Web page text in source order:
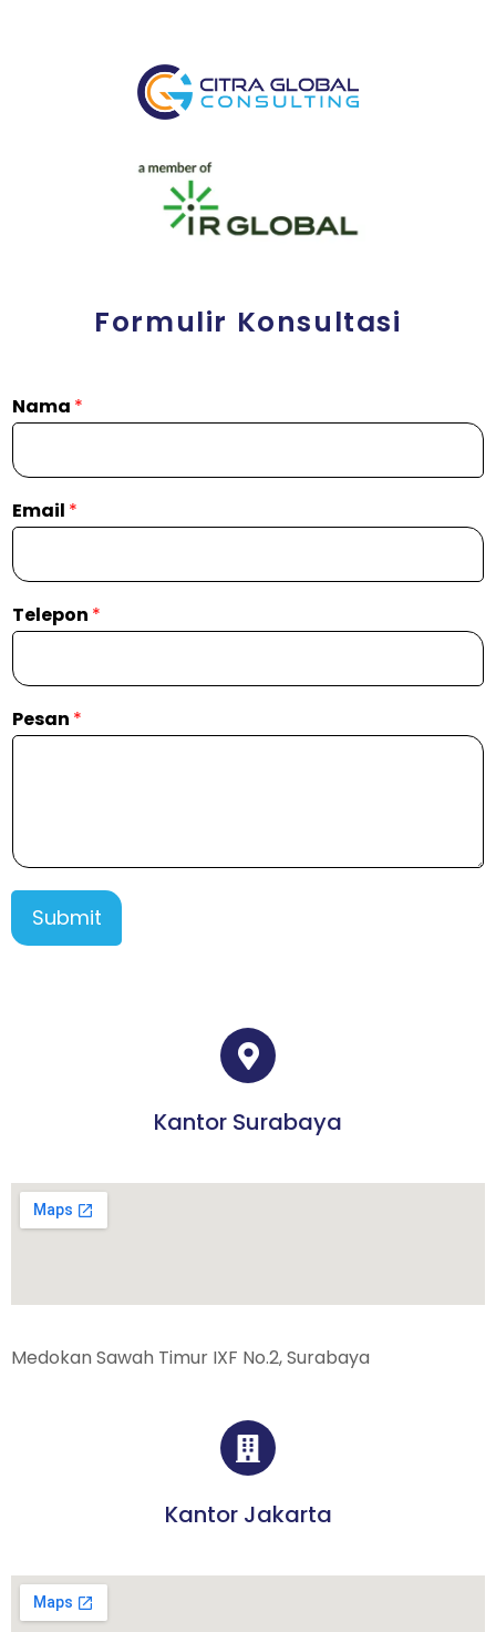
Formulir Konsultasi
Nama *
Email *
Telepon *
Pesan *
Submit
Kantor Surabaya
Medokan Sawah Timur IXF No.2, Surabaya
Kantor Jakarta